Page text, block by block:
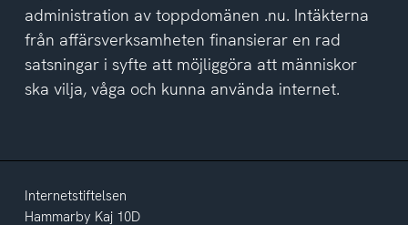
administration av toppdomänen .nu. Intäkterna
från affärsverksamheten finansierar en rad
satsningar i syfte att möjliggöra att människor
ska vilja, våga och kunna använda internet.
Internetstiftelsen
Hammarby Kaj 10D